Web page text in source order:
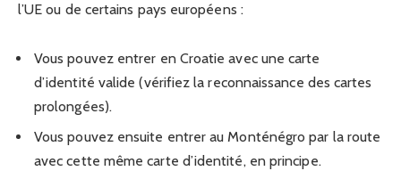
l’UE ou de certains pays européens :
Vous pouvez entrer en Croatie avec une carte
d’identité valide (vérifiez la reconnaissance des cartes
prolongées).
Vous pouvez ensuite entrer au Monténégro par la route
avec cette même carte d’identité, en principe.